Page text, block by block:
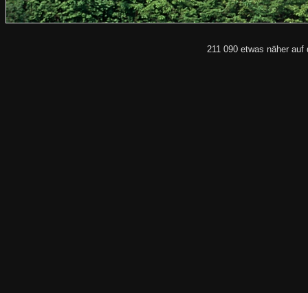
211 090 etwas näher